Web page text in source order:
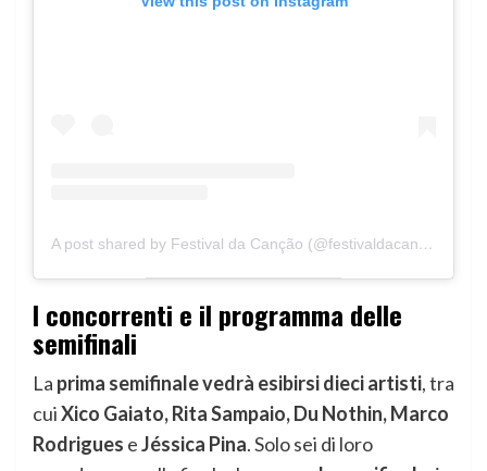
A post shared by Festival da Canção (@festivaldacancao.rtp)
I concorrenti e il programma delle
semifinali
La prima semifinale vedrà esibirsi dieci artisti, tra
cuiXico Gaiato, Rita Sampaio, Du Nothin, Marco
Rodrigues eJéssica Pina. Solo sei di loro